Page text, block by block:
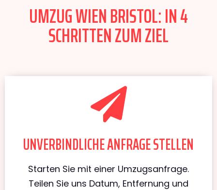
UMZUG WIEN BRISTOL: IN 4
SCHRITTEN ZUM ZIEL
UNVERBINDLICHE ANFRAGE STELLEN
Starten Sie mit einer Umzugsanfrage.
Teilen Sie uns Datum, Entfernung und